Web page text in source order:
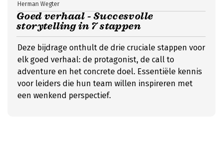
Goed verhaal - Succesvolle
storytelling in 7 stappen
Herman Wegter
Deze bijdrage onthult de drie cruciale stappen voor
elk goed verhaal: de protagonist, de call to
adventure en het concrete doel. Essentiële kennis
voor leiders die hun team willen inspireren met
een wenkend perspectief.